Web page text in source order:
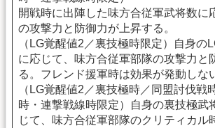
開戦時に出陣した味方合従軍武将数に
の攻撃力と防御力が上昇する。
（LG覚醒値2／裏技極時限定）自身の
に応じて、味方合従軍部隊の攻撃力と
る。フレンド援軍時は効果が発動しな
（LG覚醒値2／裏技極時／同盟討伐戦
時・連撃戦線時限定）自身の裏技極武
じて、味方合従軍部隊のクリティカル